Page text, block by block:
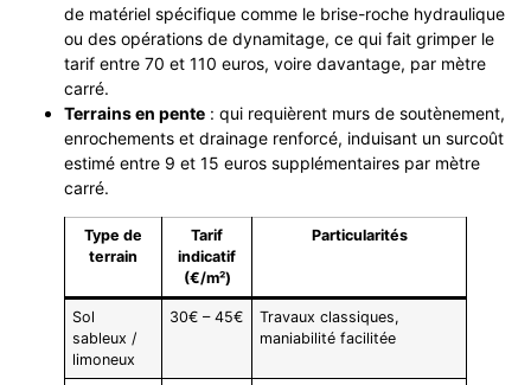
de matériel spécifique comme le brise-roche hydraulique
ou des opérations de dynamitage, ce qui fait grimper le
tarif entre 70 et 110 euros, voire davantage, par mètre
carré.
Terrains en pente : qui requièrent murs de soutènement,
enrochements et drainage renforcé, induisant un surcoût
estimé entre 9 et 15 euros supplémentaires par mètre
carré.
Type de
terrain
Tarif
indicatif
(€/m²)
Particularités
Sol
sableux /
limoneux
30€ – 45€
Travaux classiques,
maniabilité facilitée